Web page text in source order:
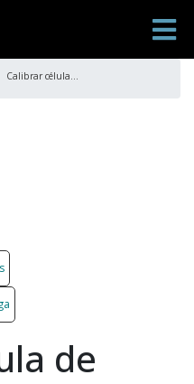
Calibrar célula de carga sp
de